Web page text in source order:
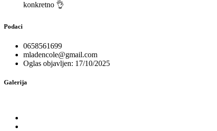
konkretno 👌
Podaci
0658561699
mladencole@gmail.com
Oglas objavljen: 17/10/2025
Galerija